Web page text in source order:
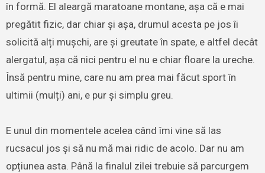
în formă. El aleargă maratoane montane, așa că e mai
pregătit fizic, dar chiar și așa, drumul acesta pe jos îi
solicită alți mușchi, are și greutate în spate, e altfel decât
alergatul, așa că nici pentru el nu e chiar floare la ureche.
Însă pentru mine, care nu am prea mai făcut sport în
ultimii (mulți) ani, e pur și simplu greu.
E unul din momentele acelea când îmi vine să las
rucsacul jos și să nu mă mai ridic de acolo. Dar nu am
opțiunea asta. Până la finalul zilei trebuie să parcurgem